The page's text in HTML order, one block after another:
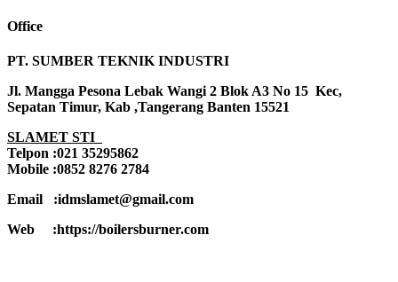
Office
PT. SUMBER TEKNIK INDUSTRI
Jl. Mangga Pesona Lebak Wangi 2 Blok A3 No 15 Kec,
Sepatan Timur, Kab ,Tangerang Banten 15521
SLAMET STI
Telpon :021 35295862
Mobile :0852 8276 2784
Email :idmslamet@gmail.com
Web :https://boilersburner.com